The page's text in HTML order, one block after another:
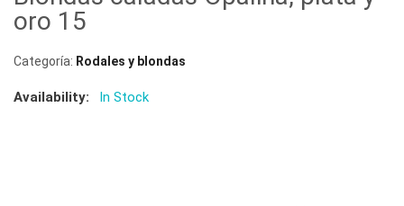
oro 15
Categoría: Rodales y blondas
Availability: In Stock